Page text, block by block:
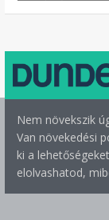
Nem növekszik
Van növekedési
ki a
elolvashatod,